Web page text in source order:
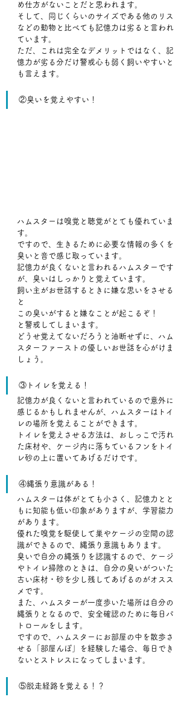
め仕方がないことだと思われます。
そして、同じくらいのサイズである他のリス
などの動物と比べても記憶力は劣ると言われ
ています。
ただ、これは完全なデメリットではなく、記
憶力が劣る分だけ警戒心も弱く飼いやすいと
も言えます。
②臭いを覚えやすい！
ハムスターは嗅覚と聴覚がとても優れていま
す。
ですので、生きるために必要な情報の多くを
臭いと音で感じ取っています。
記憶力が良くないと言われるハムスターです
が、臭いはしっかりと覚えています。
飼い主がお世話するときに嫌な思いをさせる
と
この臭いがすると嫌なことが起こるぞ！
と警戒してしまいます。
どうせ覚えてないだろうと油断せずに、ハム
スターファーストの優しいお世話を心がけま
しょう。
③トイレを覚える！
記憶力が良くないと言われているので意外に
感じるかもしれませんが、ハムスターはトイ
レの場所を覚えることができます。
トイレを覚えさせる方法は、おしっこで汚れ
た床材や、ケージ内に落ちているフンをトイ
レ砂の上に置いてあげるだけです。
④縄張り意識がある！
ハムスターは体がとても小さく、記憶力とと
もに知能も低い印象がありますが、学習能力
があります。
優れた嗅覚を駆使して巣やケージの空間の認
識ができるので、縄張り意識もあります。
臭いで自分の縄張りを認識するので、ケージ
やトイレ掃除のときは、自分の臭いがついた
古い床材・砂を少し残してあげるのがオスス
メです。
また、ハムスターが一度歩いた場所は自分の
縄張りとなるので、安全確認のために毎日パ
トロールをします。
ですので、ハムスターにお部屋の中を散歩さ
せる「部屋んぽ」を経験した場合、毎日でき
ないとストレスになってしまいます。
⑤脱走経路を覚える！？